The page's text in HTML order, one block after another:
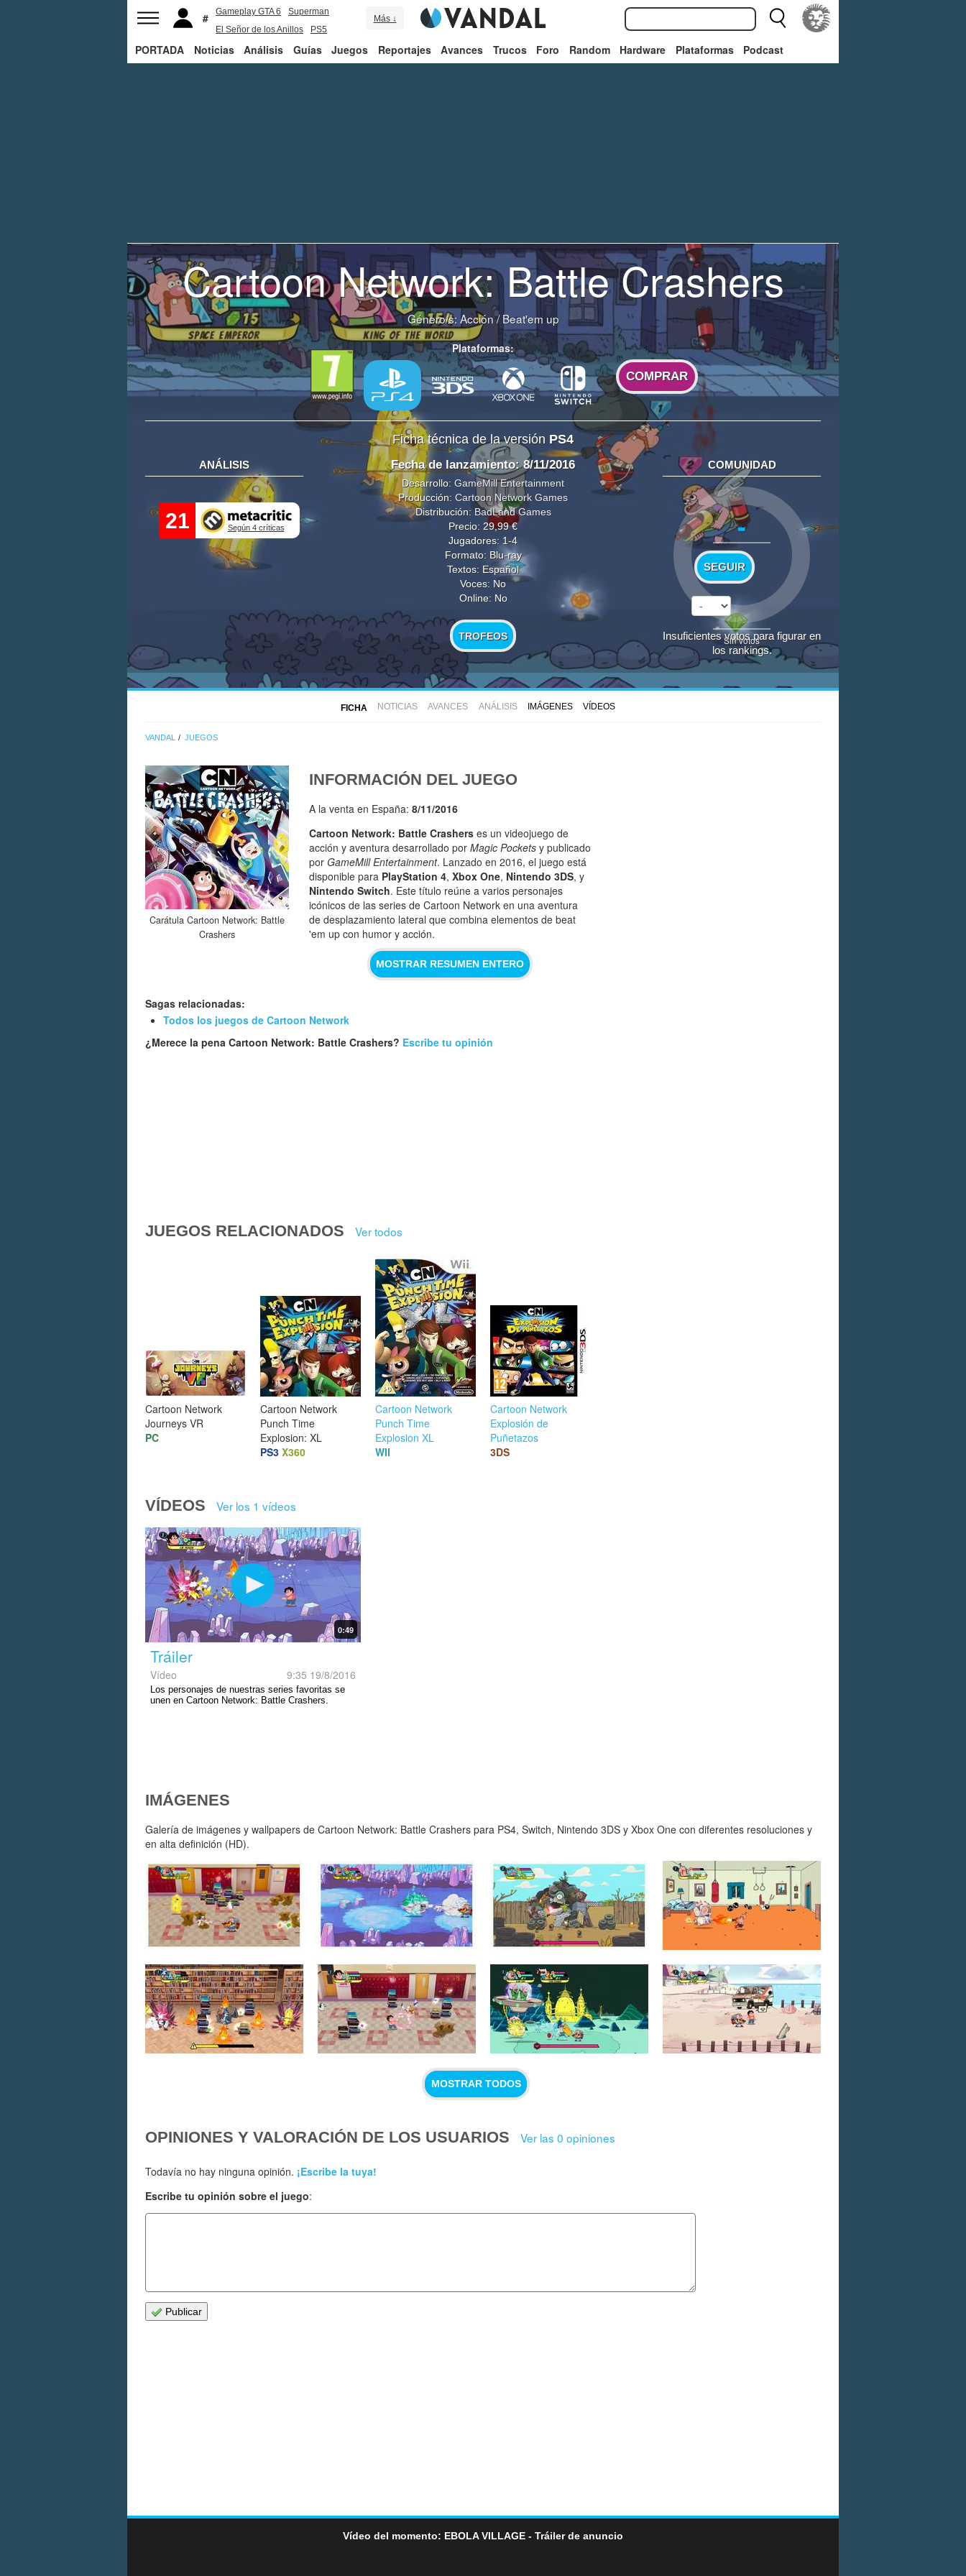
Gameplay GTA 6
Superman
El Señor de los Anillos
PS5
Más ↓
PORTADA Noticias Análisis Guías Juegos Reportajes Avances Trucos Foro Random Hardware Plataformas Podcast
Cartoon Network: Battle Crashers
Género/s:Acción/Beat'em up
Plataformas:
COMPRAR
Ficha técnica de la versión PS4
ANÁLISIS
21 Según 4 críticas
Fecha de lanzamiento: 8/11/2016
Desarrollo: GameMill Entertainment
Producción: Cartoon Network Games
Distribución: BadLand Games
Precio: 29,99 €
Jugadores: 1-4
Formato: Blu-ray
Textos: Español
Voces: No
Online: No
TROFEOS
COMUNIDAD
-
SEGUIR
Sin votos
Insuficientes votos para figurar en
los rankings.
FICHA NOTICIAS AVANCES ANÁLISIS IMÁGENES VÍDEOS
VANDAL JUEGOS
Carátula Cartoon Network: Battle
Crashers
INFORMACIÓN DEL JUEGO
A la venta en España: 8/11/2016
Cartoon Network: Battle Crashers es un videojuego de
acción y aventura desarrollado por Magic Pockets y publicado
por GameMill Entertainment. Lanzado en 2016, el juego está
disponible para PlayStation 4, Xbox One, Nintendo 3DS, y
Nintendo Switch. Este título reúne a varios personajes
icónicos de las series de Cartoon Network en una aventura
de desplazamiento lateral que combina elementos de beat
'em up con humor y acción.
MOSTRAR RESUMEN ENTERO
Sagas relacionadas:
Todos los juegos de Cartoon Network
¿Merece la pena Cartoon Network: Battle Crashers? Escribe tu opinión
JUEGOS RELACIONADOS Ver todos
Cartoon Network
Journeys VR
PC
Cartoon Network
Punch Time
Explosion: XL
PS3 X360
Cartoon Network
Punch Time
Explosion XL
WII
Cartoon Network
Explosión de
Puñetazos
3DS
VÍDEOS Ver los 1 vídeos
0:49
Tráiler
Vídeo 9:35 19/8/2016
Los personajes de nuestras series favoritas se
unen en Cartoon Network: Battle Crashers.
IMÁGENES
Galería de imágenes y wallpapers de Cartoon Network: Battle Crashers para PS4, Switch, Nintendo 3DS y Xbox One con diferentes resoluciones y
en alta definición (HD).
MOSTRAR TODOS
OPINIONES Y VALORACIÓN DE LOS USUARIOS Ver las 0 opiniones
Todavía no hay ninguna opinión. ¡Escribe la tuya!
Escribe tu opinión sobre el juego:
Publicar
Vídeo del momento: EBOLA VILLAGE - Tráiler de anuncio